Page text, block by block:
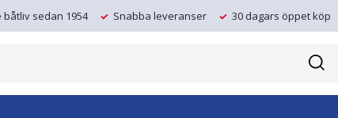
sedan 1954 Snabba leveranser 30 dagars öppet köp